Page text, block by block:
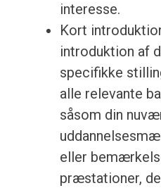
interesse.
Kort
introduktion af
specifikke
alle relevante
såsom din
eller
præstationer,